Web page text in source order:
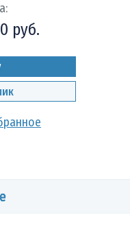
руб.